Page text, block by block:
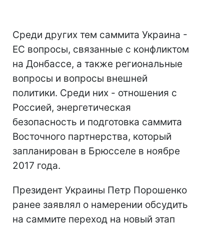
Среди других тем саммита Украина -
ЕС вопросы, связанные с конфликтом
на Донбассе, а также региональные
вопросы и вопросы внешней
политики. Среди них - отношения с
Россией, энергетическая
безопасность и подготовка саммита
Восточного партнерства, который
запланирован в Брюсселе в ноябре
2017 года.
Президент Украины Петр Порошенко
ранее заявлял о намерении обсудить
на саммите переход на новый этап